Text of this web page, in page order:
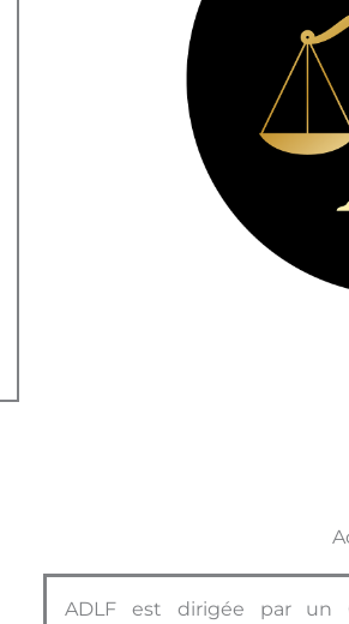
ADLF est dirigée par un